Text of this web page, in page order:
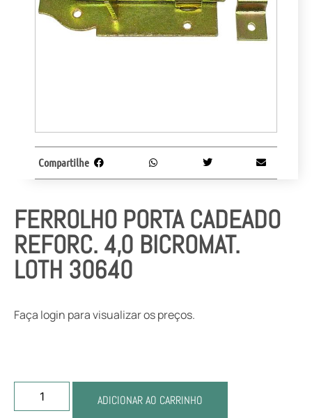
FERROLHO PORTA CADEADO
REFORC. 4,0 BICROMAT.
LOTH 30640
Faça login para visualizar os preços.
ADICIONAR AO CARRINHO
Compartilhe